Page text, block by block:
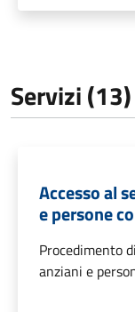
Servizi (13)
Accesso al
e persone
Procedimento
anziani e